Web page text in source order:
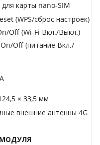
для карты nano-SIM
(WPS/сброс настроек)
Off (Wi-Fi Вкл./Выкл.)
Off (питание Вкл./
× 33,5 мм
внешние антенны 4G